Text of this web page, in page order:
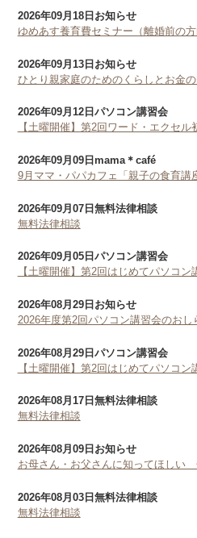
2026年09月18日 お知らせ
ゆめあす養育費セミナー（離婚前の方
2026年09月13日 お知らせ
ひとり親家庭のためのくらしとお金
2026年09月12日 パソコン講習会
【土曜開催】第2回ワード・エクセル
2026年09月09日 mama＊café
9月ママ・パパカフェ「親子の食育講
2026年09月07日 無料法律相談
無料法律相談
2026年09月05日 パソコン講習会
【土曜開催】第2回はじめてパソコン
2026年08月29日 お知らせ
2026年度第2回パソコン講習会のおし
2026年08月29日パソコン講習会
【土曜開催】第2回はじめてパソコン
2026年08月17日 無料法律相談
無料法律相談
2026年08月09日 お知らせ
お母さん・お父さんに知ってほしい
2026年08月03日無料法律相談
無料法律相談